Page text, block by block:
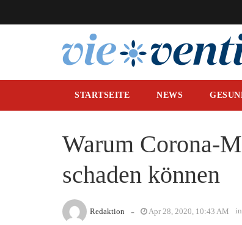
STARTSEITE NEWS
Warum Corona-
schaden können
Redaktion - Apr 28, 2020, 10:43 AM in